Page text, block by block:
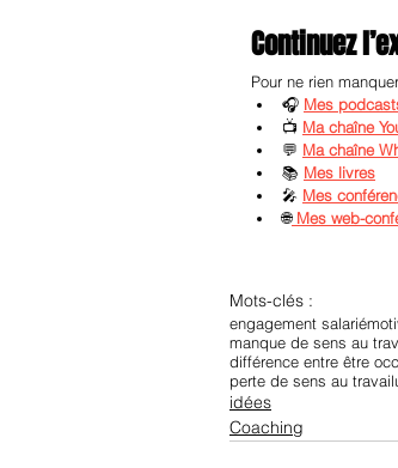
Continuez
Pour ne rien
🎧 Mes
📺 Ma chaîne
💬 Ma chaîne
📚 Mes livres
🎤 Mes
🌐 Mes web-
Mots-clés :
engagement salarié
manque de sens au
différence entre être
perte de sens au travail
idées
Coaching